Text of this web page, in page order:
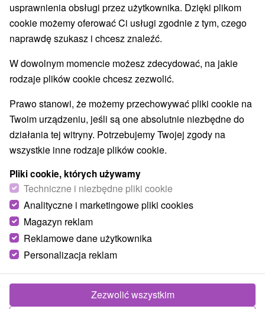
Wybierz lokalizację lub datę
Najlepiej sprzedające
TOP - BESTSELLERY NAJTAŃSZE NAJDROŻSZE
TIP
od310,19zł
/noc/osoba
usprawnienia obsługi przez użytkownika. Dzięki plikom
cookie możemy oferować Ci usługi zgodnie z tym, czego
naprawdę szukasz i chcesz znaleźć.
W dowolnym momencie możesz zdecydować, na jakie
rodzaje plików cookie chcesz zezwolić.
Prawo stanowi, że możemy przechowywać pliki cookie na
Twoim urządzeniu, jeśli są one absolutnie niezbędne do
działania tej witryny. Potrzebujemy Twojej zgody na
wszystkie inne rodzaje plików cookie.
Pliki cookie, których używamy
Techniczne i niezbędne pliki cookie
Analityczne i marketingowe pliki cookies
Magazyn reklam
Reklamowe dane użytkownika
Personalizacja reklam
Zezwolić wszystkim